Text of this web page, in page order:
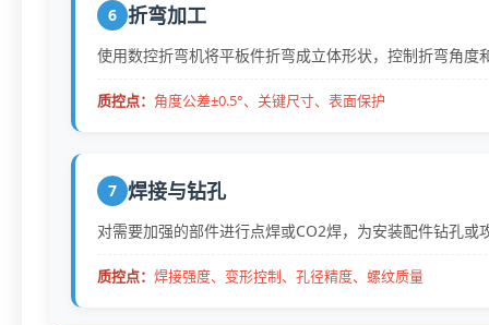
6 折弯加工
使用数控折弯机将平板件折弯成立体形状，控制折弯角度
质控点： 角度公差±0.5°、关键尺寸、表面保护
7 焊接与钻孔
对需要加强的部件进行点焊或CO2焊，为安装配件钻孔或
质控点： 焊接强度、变形控制、孔径精度、螺纹质量